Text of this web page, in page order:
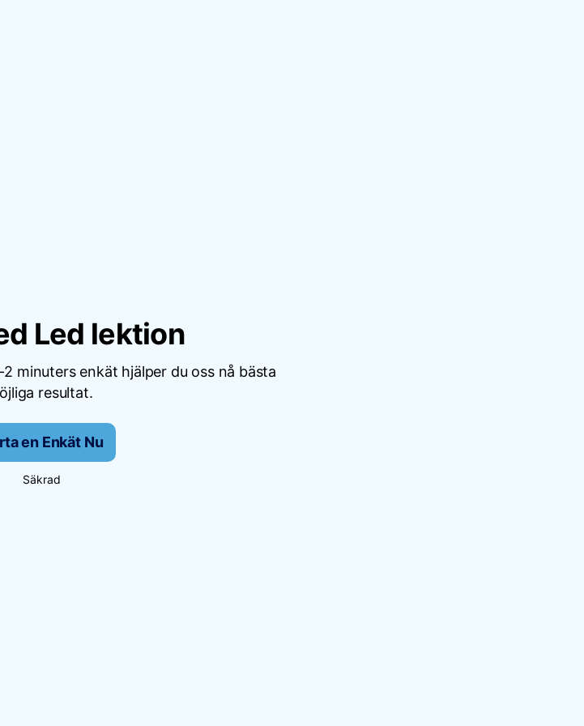
Led lektion
minuters enkät hjälper du oss nå bästa
resultat.
en Enkät Nu
Säkrad